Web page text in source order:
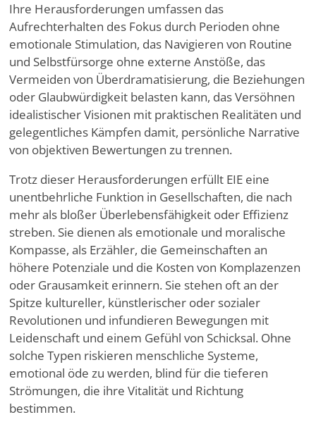
Ihre Herausforderungen umfassen das
Aufrechterhalten des Fokus durch Perioden ohne
emotionale Stimulation, das Navigieren von Routine
und Selbstfürsorge ohne externe Anstöße, das
Vermeiden von Überdramatisierung, die Beziehungen
oder Glaubwürdigkeit belasten kann, das Versöhnen
idealistischer Visionen mit praktischen Realitäten und
gelegentliches Kämpfen damit, persönliche Narrative
von objektiven Bewertungen zu trennen.
Trotz dieser Herausforderungen erfüllt EIE eine
unentbehrliche Funktion in Gesellschaften, die nach
mehr als bloßer Überlebensfähigkeit oder Effizienz
streben. Sie dienen als emotionale und moralische
Kompasse, als Erzähler, die Gemeinschaften an
höhere Potenziale und die Kosten von Komplazenzen
oder Grausamkeit erinnern. Sie stehen oft an der
Spitze kultureller, künstlerischer oder sozialer
Revolutionen und infundieren Bewegungen mit
Leidenschaft und einem Gefühl von Schicksal. Ohne
solche Typen riskieren menschliche Systeme,
emotional öde zu werden, blind für die tieferen
Strömungen, die ihre Vitalität und Richtung
bestimmen.